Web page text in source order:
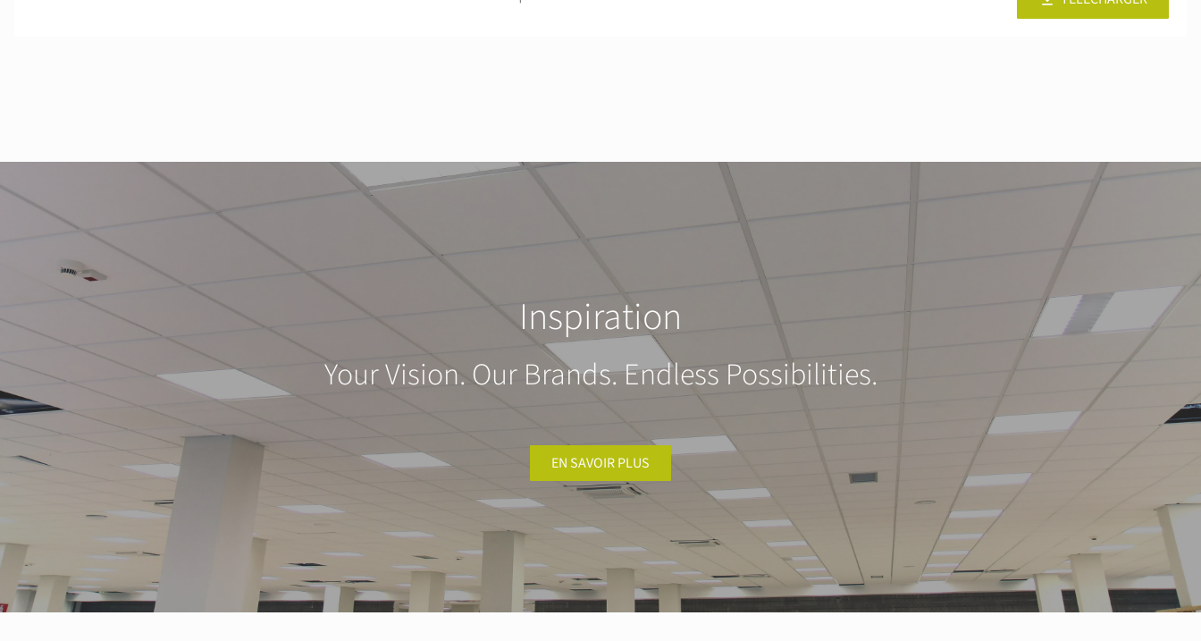
Inspiration
Your Vision. Our Brands. Endless Possibilities.
EN SAVOIR PLUS